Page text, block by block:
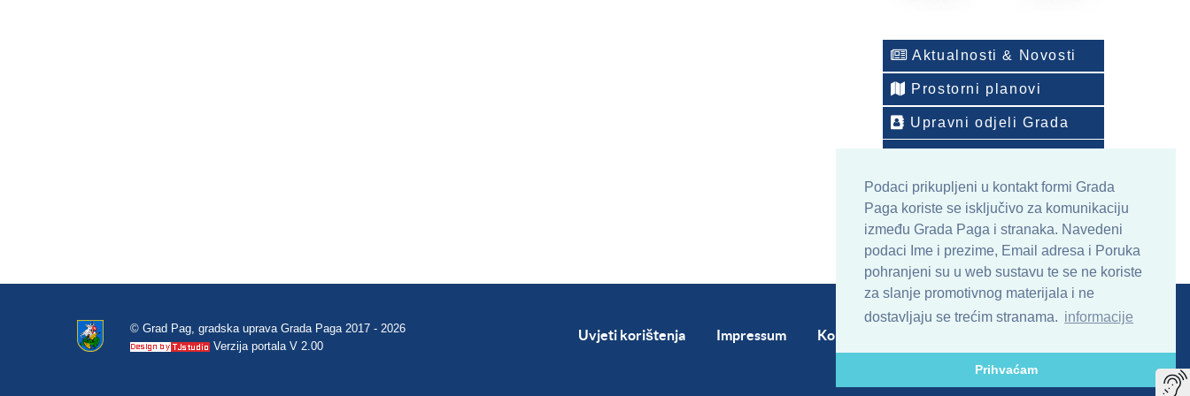
Podaci prikupljeni u kontakt formi Grada
Paga koriste se isključivo za komunikaciju
između Grada Paga i stranaka. Navedeni
podaci Ime i prezime, Email adresa i Poruka
pohranjeni su u web sustavu te se ne koriste
za slanje promotivnog materijala i ne
dostavljaju se trećim stranama. informacije
Prihvaćam
Aktualnosti & Novosti
Prostorni planovi
Upravni odjeli Grada
ONLINE arhiv sadržaja
© Grad Pag, gradska uprava Grada Paga 2017 - 2026
Verzija portala V 2.00
Uvjeti korištenja Impressum Kontakt